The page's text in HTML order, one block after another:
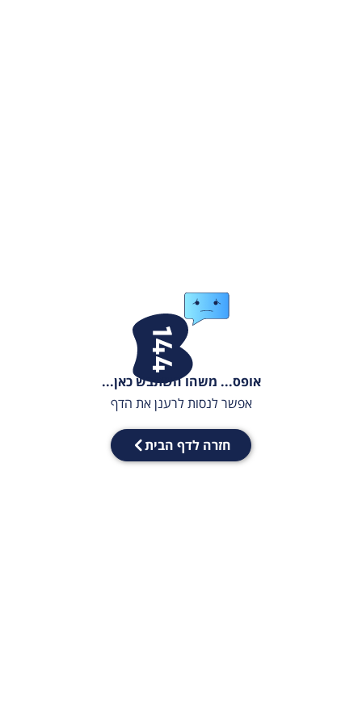
אופס... משהו השתבש כאן...
אפשר לנסות לרענן את הדף
חזרה לדף הבית